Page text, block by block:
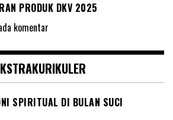
PRODUK DKV 2025
komentar
SPIRITUAL DI BULAN SUCI